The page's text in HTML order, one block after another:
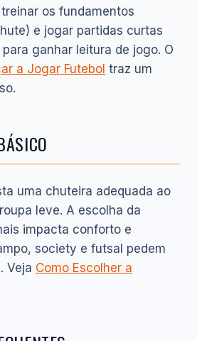
os fundamentos
e jogar partidas curtas
ganhar leitura de jogo. O
a Jogar Futebol traz um
uma chuteira adequada ao
leve. A escolha da
impacta conforto e
society e futsal pedem
Veja Como Escolher a